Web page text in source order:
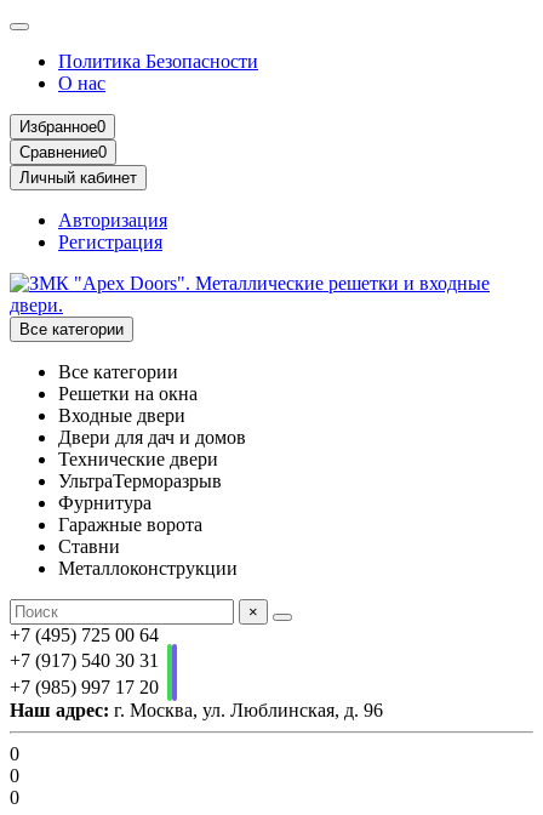
Политика Безопасности
О нас
Избранное0
Сравнение0
Личный кабинет
Авторизация
Регистрация
Все категории
Все категории
Решетки на окна
Входные двери
Двери для дач и домов
Технические двери
УльтраТерморазрыв
Фурнитура
Гаражные ворота
Ставни
Металлоконструкции
×
+7 (495) 725 00 64
+7 (917) 540 30 31
+7 (985) 997 17 20
Наш адрес: г. Москва, ул. Люблинская, д. 96
0
0
0